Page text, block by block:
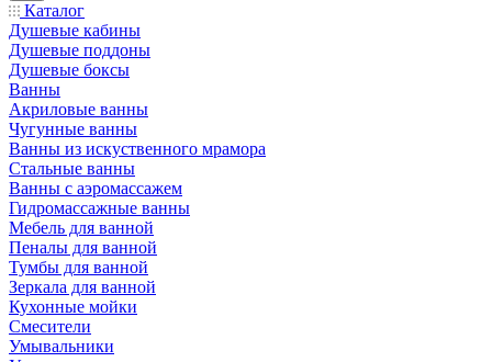
Каталог
Душевые кабины
Душевые поддоны
Душевые боксы
Ванны
Акриловые ванны
Чугунные ванны
Ванны из искуственного мрамора
Стальные ванны
Ванны с аэромассажем
Гидромассажные ванны
Мебель для ванной
Пеналы для ванной
Тумбы для ванной
Зеркала для ванной
Кухонные мойки
Смесители
Умывальники